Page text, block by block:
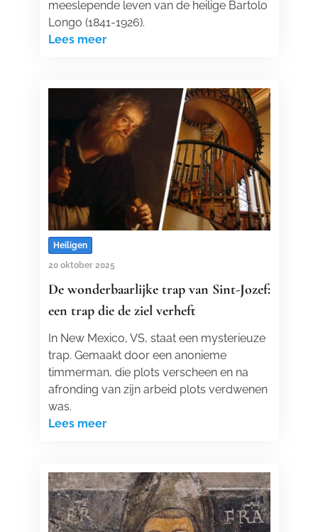
meeslepende leven van de heilige Bartolo
Longo (1841-1926).
Lees meer
Heiligen
20 oktober 2025
De wonderbaarlijke trap van Sint-Jozef:
een trap die de ziel verheft
In New Mexico, VS, staat een mysterieuze
trap. Gemaakt door een anonieme
timmerman, die plots verscheen en na
afronding van zijn arbeid plots verdwenen
was.
Lees meer